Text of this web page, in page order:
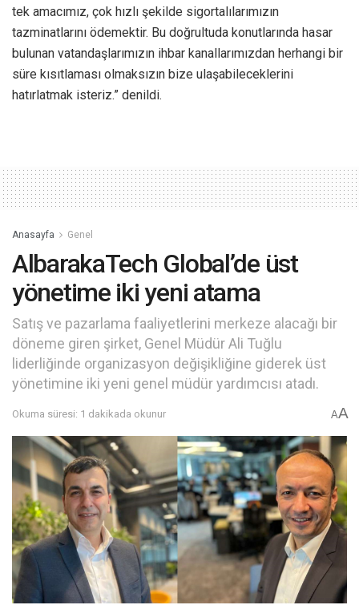
tek amacımız, çok hızlı şekilde sigortalılarımızın
tazminatlarını ödemektir. Bu doğrultuda konutlarında hasar
bulunan vatandaşlarımızın ihbar kanallarımızdan herhangi bir
süre kısıtlaması olmaksızın bize ulaşabileceklerini
hatırlatmak isteriz.” denildi.
Anasayfa Genel
AlbarakaTech Global’de üst
yönetime iki yeni atama
Satış ve pazarlama faaliyetlerini merkeze alacağı bir
döneme giren şirket, Genel Müdür Ali Tuğlu
liderliğinde organizasyon değişikliğine giderek üst
yönetimine iki yeni genel müdür yardımcısı atadı.
Okuma süresi: 1 dakikada okunur AA